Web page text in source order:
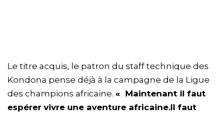
Le titre acquis, le patron du staff technique des
Kondona pense déjà à la campagne de la Ligue
des champions africaine. « Maintenant il faut
espérer vivre une aventure africaine.Il faut